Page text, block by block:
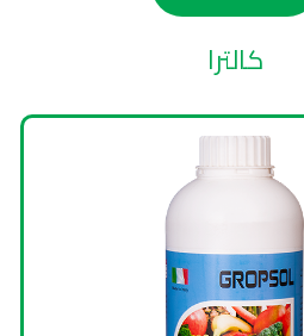
كالترا